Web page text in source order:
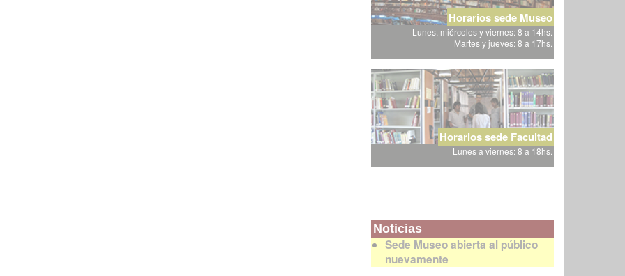
Horarios sede Museo
Lunes, miércoles y viernes: 8 a 14hs.
Martes y jueves: 8 a 17hs.
Horarios sede Facultad
Lunes a viernes: 8 a 18hs.
Noticias
Sede Museo abierta al público
nuevamente